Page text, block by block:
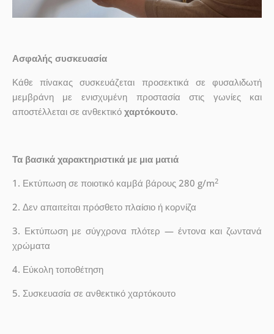
Ασφαλής συσκευασία
Κάθε πίνακας συσκευάζεται προσεκτικά σε φυσαλιδωτή
μεμβράνη με ενισχυμένη προστασία στις γωνίες και
αποστέλλεται σε ανθεκτικό χαρτόκουτο.
Τα βασικά χαρακτηριστικά με μια ματιά
1. Εκτύπωση σε ποιοτικό καμβά βάρους 280 g/m2
2. Δεν απαιτείται πρόσθετο πλαίσιο ή κορνίζα
3. Εκτύπωση με σύγχρονα πλότερ — έντονα και ζωντανά
χρώματα
4. Εύκολη τοποθέτηση
5. Συσκευασία σε ανθεκτικό χαρτόκουτο